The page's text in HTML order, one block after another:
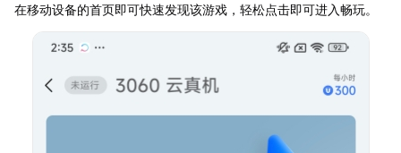
在移动设备的首页即可快速发现该游戏，轻松点击即可进入畅玩。